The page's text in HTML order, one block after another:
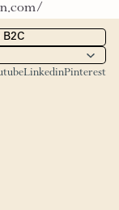
LinkedinPinterest